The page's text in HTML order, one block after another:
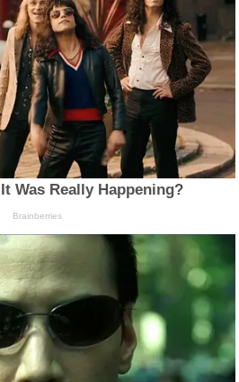
Was Really Happening?
Brainberries